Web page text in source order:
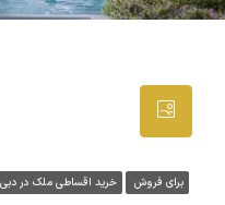
برای فروش خرید اقساطی ملک در دبی